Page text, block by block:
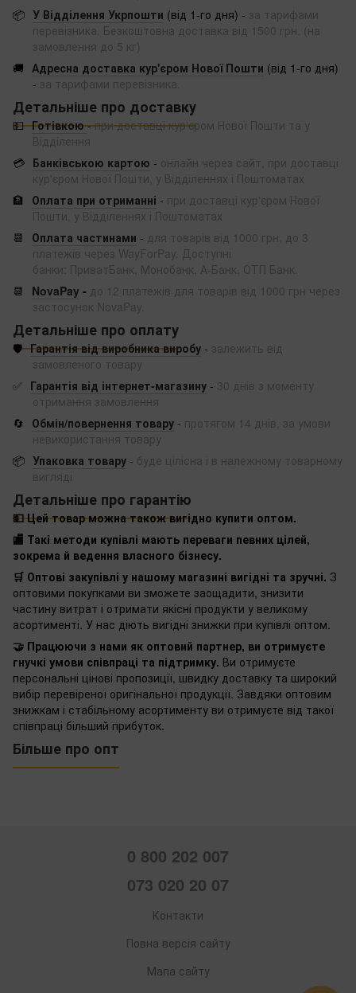
📦 У Відділення Укрпошти (від 1-го дня) - за тарифами
перевізника. Безкоштовна доставка від 1500 грн. (на
замовлення до 5 кг)
🚚 Адресна доставка кур'єром Нової Пошти (від 1-го дня)
- за тарифами перевізника.
Детальніше про доставку
💵 Готівкою -при доставці кур'єром Нової Пошти та у
Відділення
💳 Банківською картою - онлайн через сайт, при доставці
кур'єром Нової Пошти, у Відділеннях і Поштоматах
🏦
Оплата при отриманні - при доставці кур'єром Нової
Пошти, у Відділеннях і Поштоматах
📆
Оплата частинами - для товарів від 1000 грн, до 3
платежів через WayForPay. Доступні
банки: ПриватБанк, Монобанк, А-Банк, ОТП Банк.
📆
NovaPay - до 12 платежів для товарів від 1000 грн через
застосунок NovaPay.
Детальніше про оплату
🛡️ Гарантія від виробника виробу - залежить від
замовленого товару
✅ Гарантія від інтернет-магазину - 30 днів з моменту
отримання замовлення
🔄
Обмін/повернення товару - протягом 14 днів, за умови
невикористання товару
📦 Упаковка товару - буде цілісна і в належному товарному
вигляді
Детальніше про гарантію
💵 Цей товар можна також вигідно купити оптом.
🏬 Такі методи купівлі мають переваги певних цілей,
зокрема й ведення власного бізнесу.
🛒 Оптові закупівлі у нашому магазині вигідні та зручні. З
оптовими покупками ви зможете заощадити, знизити
частину витрат і отримати якісні продукти у великому
асортименті. У нас діють вигідні знижки при купівлі оптом.
🤝 Працюючи з нами як оптовий партнер, ви отримуєте
гнучкі умови співпраці та підтримку. Ви отримуєте
персональні цінові пропозиції, швидку доставку та широкий
вибір перевіреної оригінальної продукції. Завдяки оптовим
знижкам і стабільному асортименту ви отримуєте від такої
співпраці більший прибуток.
Більше про опт
0 800 202 007
073 020 20 07
Контакти
Повна версія сайту
Мапа сайту